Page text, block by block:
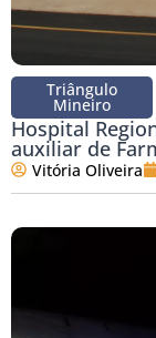
Triângulo
Mineiro
Hospital
auxiliar de
Vitória Oliveira